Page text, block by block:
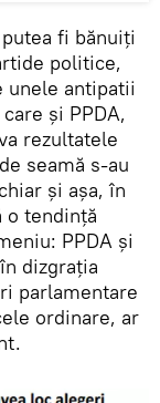
fi bănuiți
politice,
unele antipatii
și PPDA,
rezultatele
seamă s-au
și așa, în
o tendință
PPDA și
dizgrația
parlamentare
ordinare, ar